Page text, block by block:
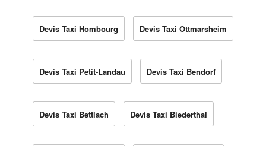
Devis Taxi Hombourg Devis Taxi Ottmarsheim
Devis Taxi Petit-Landau Devis Taxi Bendorf
Devis Taxi Bettlach Devis Taxi Biederthal